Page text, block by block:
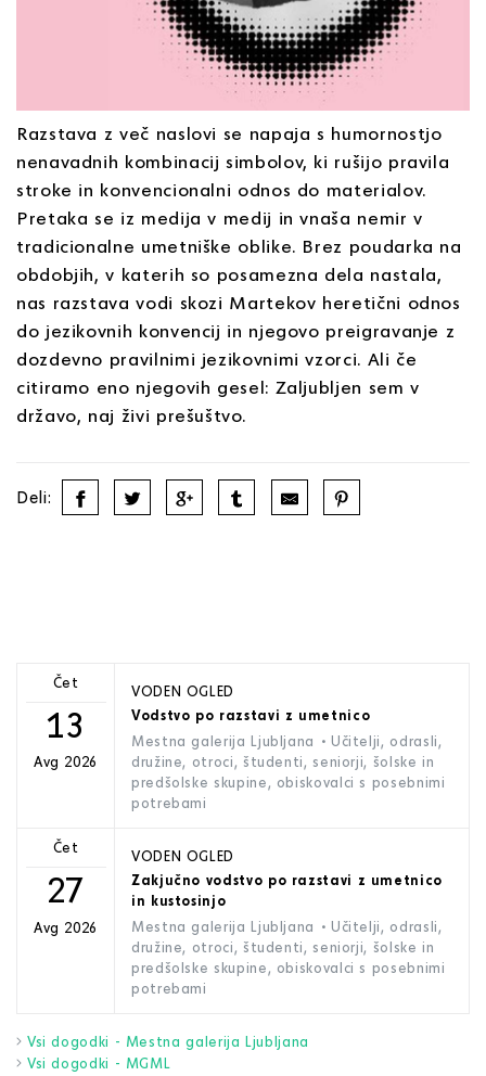
Razstava z več naslovi se napaja s humornostjo
nenavadnih kombinacij simbolov, ki rušijo pravila
stroke in konvencionalni odnos do materialov.
Pretaka se iz medija v medij in vnaša nemir v
tradicionalne umetniške oblike. Brez poudarka na
obdobjih, v katerih so posamezna dela nastala,
nas razstava vodi skozi Martekov heretični odnos
do jezikovnih konvencij in njegovo preigravanje z
dozdevno pravilnimi jezikovnimi vzorci. Ali če
citiramo eno njegovih gesel: Zaljubljen sem v
državo, naj živi prešuštvo.
Deli:
Čet
13
Avg 2026
VODEN OGLED
Vodstvo po razstavi z umetnico
Mestna galerija Ljubljana • Učitelji, odrasli,
družine, otroci, študenti, seniorji, šolske in
predšolske skupine, obiskovalci s posebnimi
potrebami
Čet
27
Avg 2026
VODEN OGLED
Zakjučno vodstvo po razstavi z umetnico
in kustosinjo
Mestna galerija Ljubljana • Učitelji, odrasli,
družine, otroci, študenti, seniorji, šolske in
predšolske skupine, obiskovalci s posebnimi
potrebami
Vsi dogodki - Mestna galerija Ljubljana
Vsi dogodki - MGML